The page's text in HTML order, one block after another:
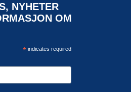
NYHETER
OM
*indicates required